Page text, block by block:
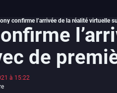
confirme l’arrivée de la réalité virtuelle
de
à 15:22